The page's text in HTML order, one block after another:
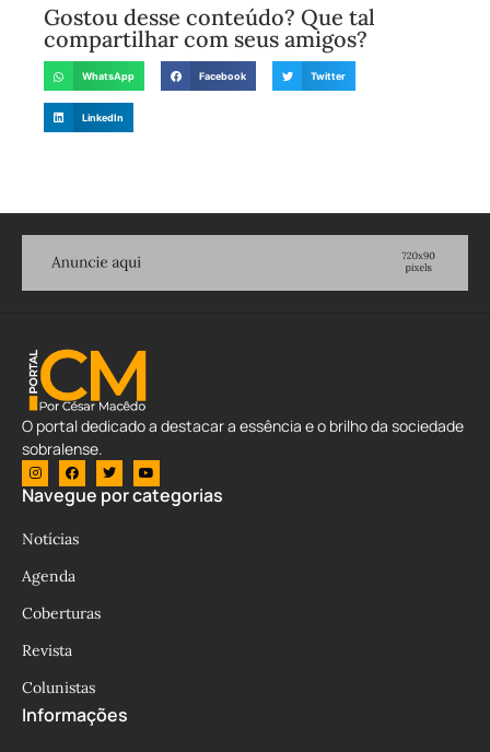
Gostou desse conteúdo? Que tal
compartilhar com seus amigos?
WhatsApp Facebook Twitter
LinkedIn
O portal dedicado a destacar a essência e o brilho da sociedade
sobralense.
Navegue por categorias
Notícias
Agenda
Coberturas
Revista
Colunistas
Informações